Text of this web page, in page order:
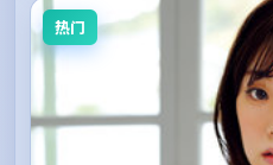
热门